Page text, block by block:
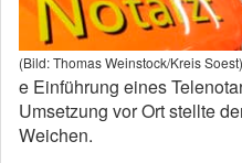
(Bild: Thomas Weinstock/Kreis Soest)
e Einführung eines
Umsetzung vor Ort stellte
Weichen.